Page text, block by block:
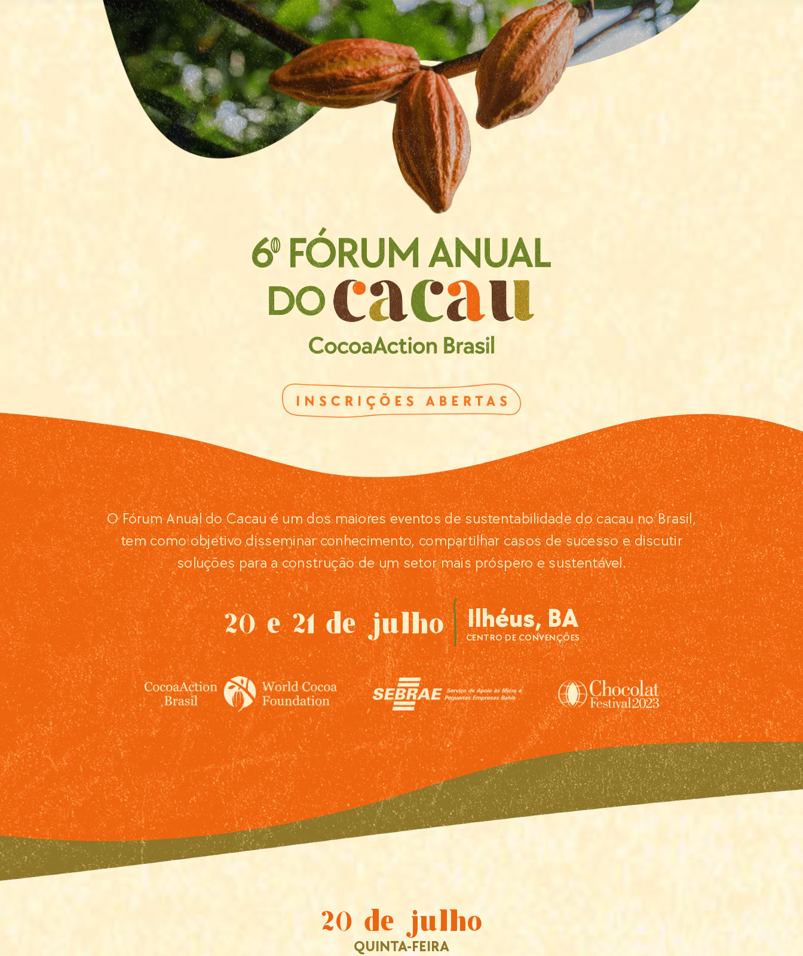
O Fórum Anual do Cacau é um dos maiores eventos de sustentabilidade do cacau no Brasil,
tem como objetivo disseminar conhecimento, compartilhar casos de sucesso e discutir
soluções para a construção de um setor mais próspero e sustentável.
20 e 21 de julho Ilhéus, BA
CENTRO DE CONVENÇÕES
20 de julho
QUINTA-FEIRA